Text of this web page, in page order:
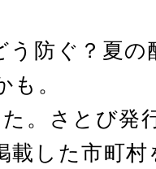
う防ぐ？夏
も。
。さとび発
載した市町